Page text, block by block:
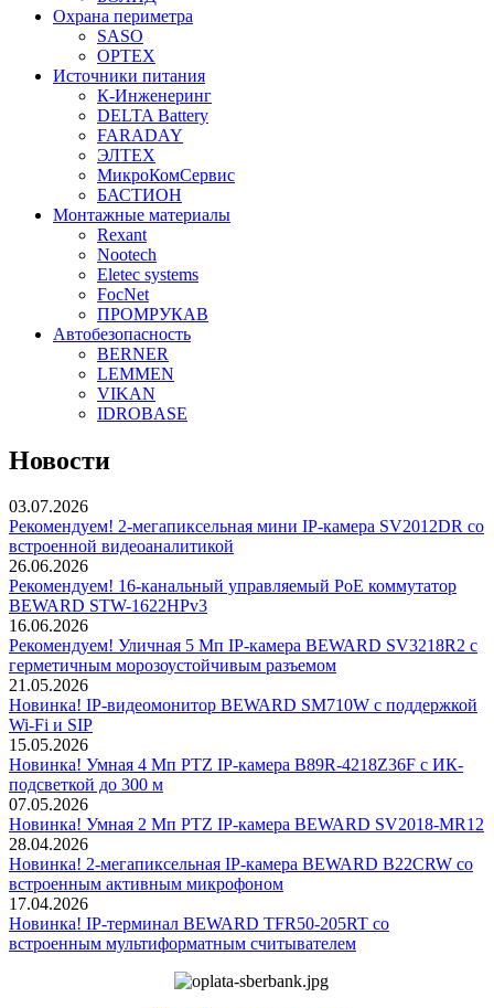
Охрана периметра
SASO
OPTEX
Источники питания
К-Инженеринг
DELTA Battery
FARADAY
ЭЛТЕХ
МикроКомСервис
БАСТИОН
Монтажные материалы
Rexant
Nootech
Eletec systems
FocNet
ПРОМРУКАВ
Автобезопасность
BERNER
LEMMEN
VIKAN
IDROBASE
Новости
03.07.2026
Рекомендуем! 2-мегапиксельная мини IP-камера SV2012DR со
встроенной видеоаналитикой
26.06.2026
Рекомендуем! 16-канальный управляемый PoE коммутатор
BEWARD STW-1622HPv3
16.06.2026
Рекомендуем! Уличная 5 Мп IP-камера BEWARD SV3218R2 с
герметичным морозоустойчивым разъемом
21.05.2026
Новинка! IP-видеомонитор BEWARD SM710W с поддержкой
Wi-Fi и SIP
15.05.2026
Новинка! Умная 4 Мп PTZ IP-камера B89R-4218Z36F с ИК-
подсветкой до 300 м
07.05.2026
Новинка! Умная 2 Мп PTZ IP-камера BEWARD SV2018-MR12
28.04.2026
Новинка! 2-мегапиксельная IP-камера BEWARD B22CRW со
встроенным активным микрофоном
17.04.2026
Новинка! IP-терминал BEWARD TFR50-205RT со
встроенным мультиформатным считывателем